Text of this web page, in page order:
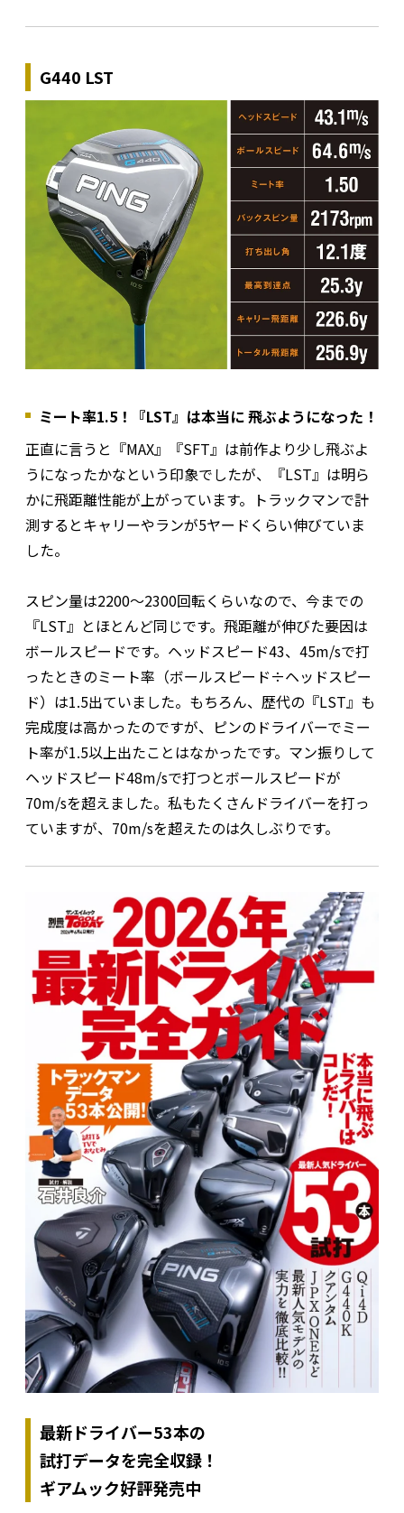
G440 LST
ミート率1.5！『LST』は本当に 飛ぶようになった！
正直に言うと『MAX』『SFT』は前作より少し飛ぶよ
うになったかなという印象でしたが、『LST』は明ら
かに飛距離性能が上がっています。トラックマンで計
測するとキャリーやランが5ヤードくらい伸びていま
した。
スピン量は2200～2300回転くらいなので、今までの
『LST』とほとんど同じです。飛距離が伸びた要因は
ボールスピードです。ヘッドスピード43、45m/sで打
ったときのミート率（ボールスピード÷ヘッドスピー
ド）は1.5出ていました。もちろん、歴代の『LST』も
完成度は高かったのですが、ピンのドライバーでミー
ト率が1.5以上出たことはなかったです。マン振りして
ヘッドスピード48m/sで打つとボールスピードが
70m/sを超えました。私もたくさんドライバーを打っ
ていますが、70m/sを超えたのは久しぶりです。
最新ドライバー53本の
試打データを完全収録！
ギアムック好評発売中